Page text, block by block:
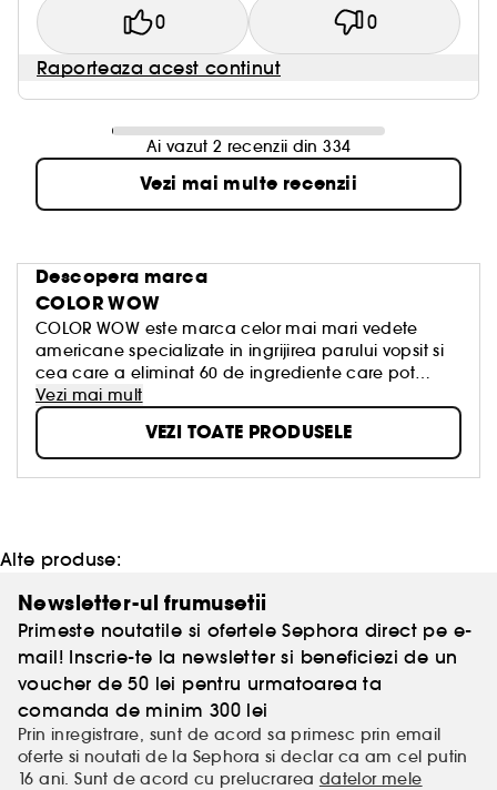
0 0
Raporteaza acest continut
Ai vazut 2 recenzii din 334
Vezi mai multe recenzii
Descopera marca
COLOR WOW
COLOR WOW este marca celor mai mari vedete
americane specializate in ingrijirea parului vopsit si
cea care a eliminat 60 de ingrediente care pot
transforma culoarea si calitatea parului. Chris
Appleton, ambasador si hairstylist-ul oficial al
vedetelor, este cunoscut pentru stilul sau „Glass Hair”
realizat cu produsele noastre!
Vezi mai mult
VEZI TOATE PRODUSELE
Alte produse:
Newsletter-ul frumusetii
Primeste noutatile si ofertele Sephora direct pe e-
mail! Inscrie-te la newsletter si beneficiezi de un
voucher de 50 lei pentru urmatoarea ta
comanda de minim 300 lei
Prin inregistrare, sunt de acord sa primesc prin email
oferte si noutati de la Sephora si declar ca am cel putin
16 ani. Sunt de acord cu prelucrarea datelor mele